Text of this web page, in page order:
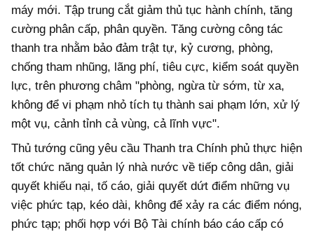
máy mới. Tập trung cắt giảm thủ tục hành chính, tăng
cường phân cấp, phân quyền. Tăng cường công tác
thanh tra nhằm bảo đảm trật tự, kỷ cương, phòng,
chống tham nhũng, lãng phí, tiêu cực, kiểm soát quyền
lực, trên phương châm "phòng, ngừa từ sớm, từ xa,
không để vi phạm nhỏ tích tụ thành sai phạm lớn, xử lý
một vụ, cảnh tỉnh cả vùng, cả lĩnh vực".
Thủ tướng cũng yêu cầu Thanh tra Chính phủ thực hiện
tốt chức năng quản lý nhà nước về tiếp công dân, giải
quyết khiếu nại, tố cáo, giải quyết dứt điểm những vụ
việc phức tạp, kéo dài, không để xảy ra các điểm nóng,
phức tạp; phối hợp với Bộ Tài chính báo cáo cấp có